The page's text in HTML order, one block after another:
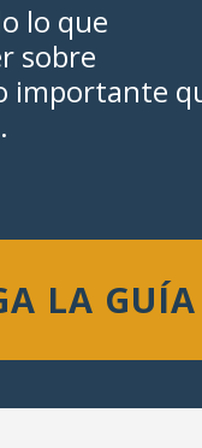
lo que
sobre
importante
LA GUÍA